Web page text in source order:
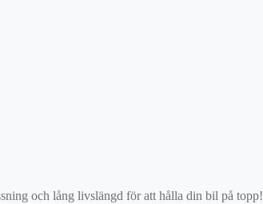
och lång livslängd för att hålla din bil på topp!